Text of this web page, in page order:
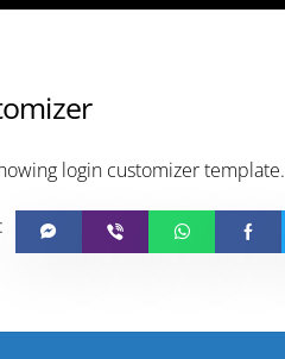
login customizer template.